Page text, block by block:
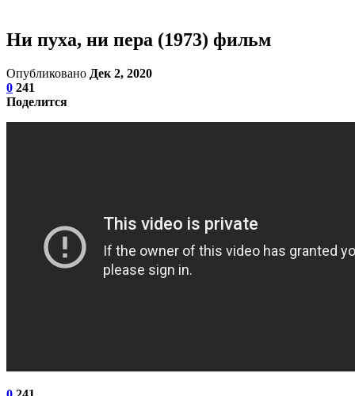
Ни пуха, ни пера (1973) фильм
Опубликовано Дек 2, 2020
0 241
Поделится